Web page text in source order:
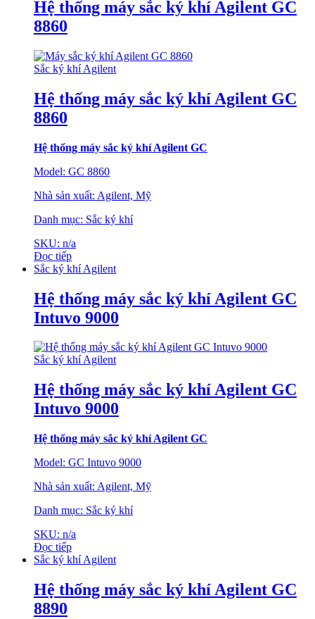
Hệ thống máy sắc ký khí Agilent GC
8860
Sắc ký khí Agilent
Hệ thống máy sắc ký khí Agilent GC
8860
Hệ thống máy sắc ký khí Agilent GC
Model: GC 8860
Nhà sản xuất: Agilent, Mỹ
Danh mục: Sắc ký khí
SKU: n/a
Đọc tiếp
Sắc ký khí Agilent
Hệ thống máy sắc ký khí Agilent GC
Intuvo 9000
Sắc ký khí Agilent
Hệ thống máy sắc ký khí Agilent GC
Intuvo 9000
Hệ thống máy sắc ký khí Agilent GC
Model: GC Intuvo 9000
Nhà sản xuất: Agilent, Mỹ
Danh mục: Sắc ký khí
SKU: n/a
Đọc tiếp
Sắc ký khí Agilent
Hệ thống máy sắc ký khí Agilent GC
8890